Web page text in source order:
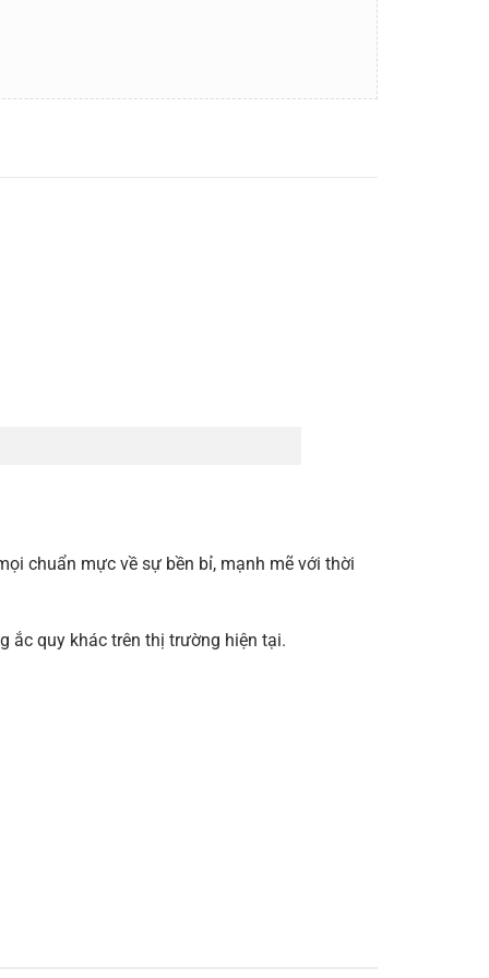
chuẩn mực về sự bền bỉ, mạnh mẽ với thời
ắc quy khác trên thị trường hiện tại.